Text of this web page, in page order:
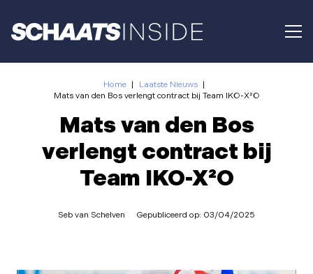
Home | Laatste Nieuws |
Mats van den Bos verlengt contract bij Team IKO-X²O
Mats van den Bos
verlengt contract bij
Team IKO-X²O
Seb van Schelven Gepubliceerd op: 03/04/2025